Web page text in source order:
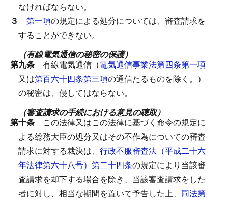
なければならない。
３ 第一項の規定による処分については、審査請求を
することができない。
（有線電気通信の秘密の保護）
第九条 有線電気通信（電気通信事業法第四条第一項
又は第百六十四条第三項の通信たるものを除く。）
の秘密は、侵してはならない。
（審査請求の手続における意見の聴取）
第十条 この法律又はこの法律に基づく命令の規定に
よる総務大臣の処分又はその不作為についての審査
請求に対する裁決は、 行政不服審査法（平成二十六
年法律第六十八号）第二十四条の規定により当該審
査請求を却下する場合を除き、当該審査請求をした
者に対し、相当な期間を置いて予告した上、 同法第